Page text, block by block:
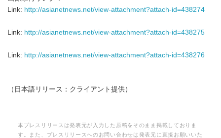
Link: http://asianetnews.net/view-attachment?attach-id=438274
Link: http://asianetnews.net/view-attachment?attach-id=438275
Link: http://asianetnews.net/view-attachment?attach-id=438276
（日本語リリース：クライアント提供）
本プレスリリースは発表元が入力した原稿をそのまま掲載しておりま
す。また、プレスリリースへのお問い合わせは発表元に直接お願いいた